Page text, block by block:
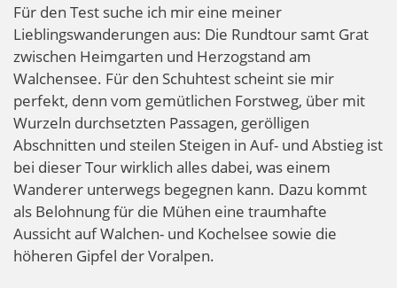
Für den Test suche ich mir eine meiner
Lieblingswanderungen aus: Die Rundtour samt Grat
zwischen Heimgarten und Herzogstand am
Walchensee. Für den Schuhtest scheint sie mir
perfekt, denn vom gemütlichen Forstweg, über mit
Wurzeln durchsetzten Passagen, gerölligen
Abschnitten und steilen Steigen in Auf- und Abstieg ist
bei dieser Tour wirklich alles dabei, was einem
Wanderer unterwegs begegnen kann. Dazu kommt
als Belohnung für die Mühen eine traumhafte
Aussicht auf Walchen- und Kochelsee sowie die
höheren Gipfel der Voralpen.